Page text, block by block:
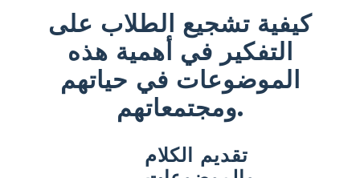
كيفية تشجيع الطلاب على
التفكير في أهمية هذه
الموضوعات في حياتهم
ومجتمعاتهم.
تقديم الكلام